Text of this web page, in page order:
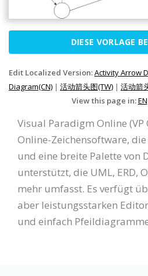
DIESE VORLAGE
Edit Localized Version:Activity Arrow
Diagram(CN) | 活动箭头图(TW) | 活动箭
View this page in:EN
Visual Paradigm Online (VP
Online-Zeichensoftware,
und eine breite Palette von
unterstützt, die UML, ERD,
mehr umfasst. Es verfügt
aber leistungsstarken
und einfach